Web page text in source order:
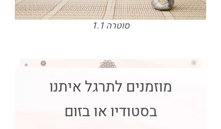
סוטרה 1.1
מוזמנים לתרגל איתנו
בסטודיו או בזום